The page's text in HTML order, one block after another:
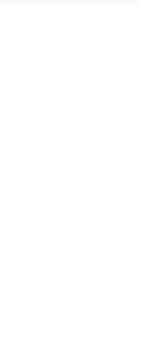
к размеру. Не
подходят